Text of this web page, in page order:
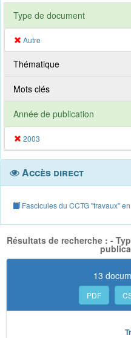
Type de document
Autre
Thématique
Mots clés
Année de publication
2003
Accès direct
Fascicules du CCTG "travaux"
Résultats de recherche : -
13
PDF